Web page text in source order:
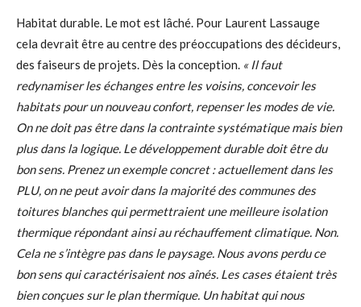
Habitat durable. Le mot est lâché. Pour Laurent Lassauge
cela devrait être au centre des préoccupations des décideurs,
des faiseurs de projets. Dès la conception. « Il faut
redynamiser les échanges entre les voisins, concevoir les
habitats pour un nouveau confort, repenser les modes de vie.
On ne doit pas être dans la contrainte systématique mais bien
plus dans la logique. Le développement durable doit être du
bon sens. Prenez un exemple concret : actuellement dans les
PLU, on ne peut avoir dans la majorité des communes des
toitures blanches qui permettraient une meilleure isolation
thermique répondant ainsi au réchauffement climatique. Non.
Cela ne s’intègre pas dans le paysage. Nous avons perdu ce
bon sens qui caractérisaient nos aînés. Les cases étaient très
bien conçues sur le plan thermique. Un habitat qui nous